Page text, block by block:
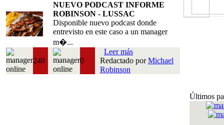
NUEVO PODCAST INFORME
ROBINSON - LUSSAC
Disponible nuevo podcast donde
entrevisto en este caso a un manager
m�...
249 0
Leer más
Redactado porMichael
Robinson
Últimos